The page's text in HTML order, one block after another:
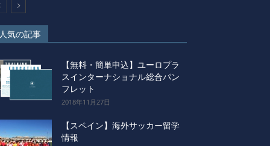
気の記事
【無料・簡単申込】ユーロプラ
スインターナショナル総合パン
フレット
2018年11月27日
【スペイン】海外サッカー留学
情報